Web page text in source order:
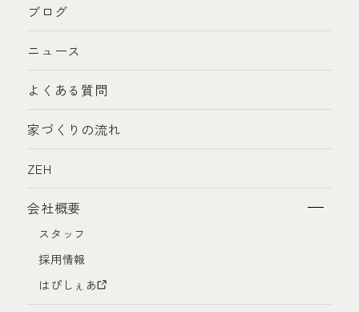
ブログ
ニュース
よくある質問
家づくりの流れ
ZEH
会社概要
スタッフ
採用情報
はぴしぇあ